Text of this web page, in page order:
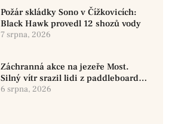
Požár skládky Sono v Čížkovicích:
Black Hawk provedl 12 shozů vody
7 srpna, 2026
Záchranná akce na jezeře Most.
Silný vítr srazil lidi z paddleboardů,
dvě osoby se pohřešují
6 srpna, 2026